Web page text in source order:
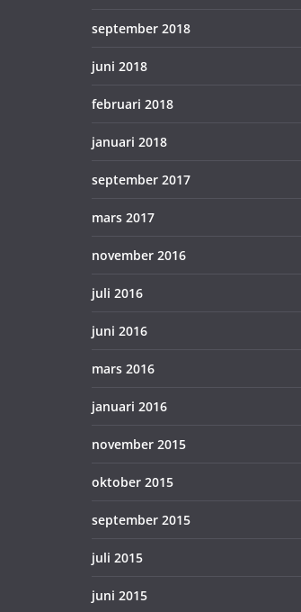
september 2018
juni 2018
februari 2018
januari 2018
september 2017
mars 2017
november 2016
juli 2016
juni 2016
mars 2016
januari 2016
november 2015
oktober 2015
september 2015
juli 2015
juni 2015